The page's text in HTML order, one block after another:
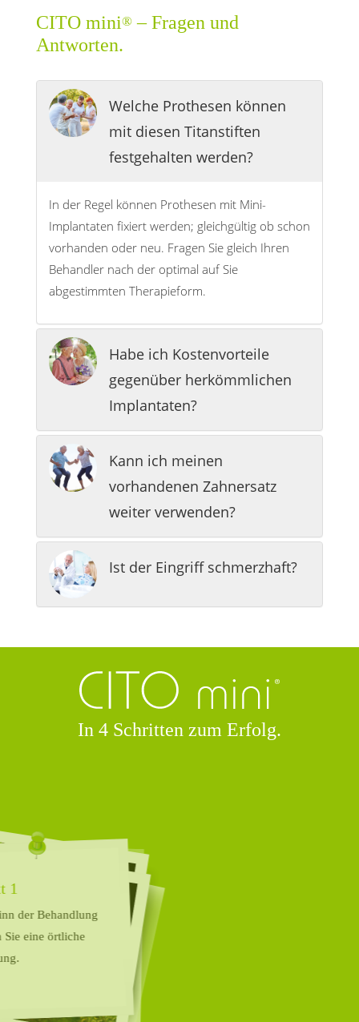
CITO mini® – Fragen und
Antworten.
Welche Prothesen können
mit diesen Titanstiften
festgehalten werden?
In der Regel können Prothesen mit Mini-
Implantaten fixiert werden; gleichgültig ob schon
vorhanden oder neu. Fragen Sie gleich Ihren
Behandler nach der optimal auf Sie
abgestimmten Therapieform.
Habe ich Kostenvorteile
gegenüber herkömmlichen
Implantaten?
Kann ich meinen
vorhandenen Zahnersatz
weiter verwenden?
Ist der Eingriff schmerzhaft?
In 4 Schritten zum Erfolg.
Zu Beginn der Behandlung
erhalten Sie eine örtliche